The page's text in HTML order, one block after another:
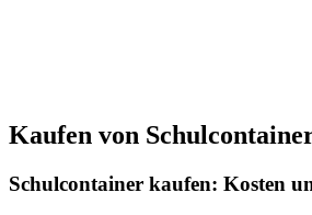
Kaufen von
Schulcontainer kaufen: Kosten